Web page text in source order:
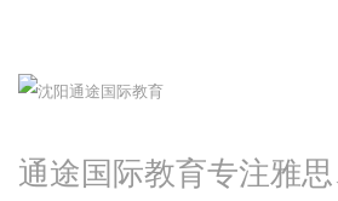
通途国际教育专注雅